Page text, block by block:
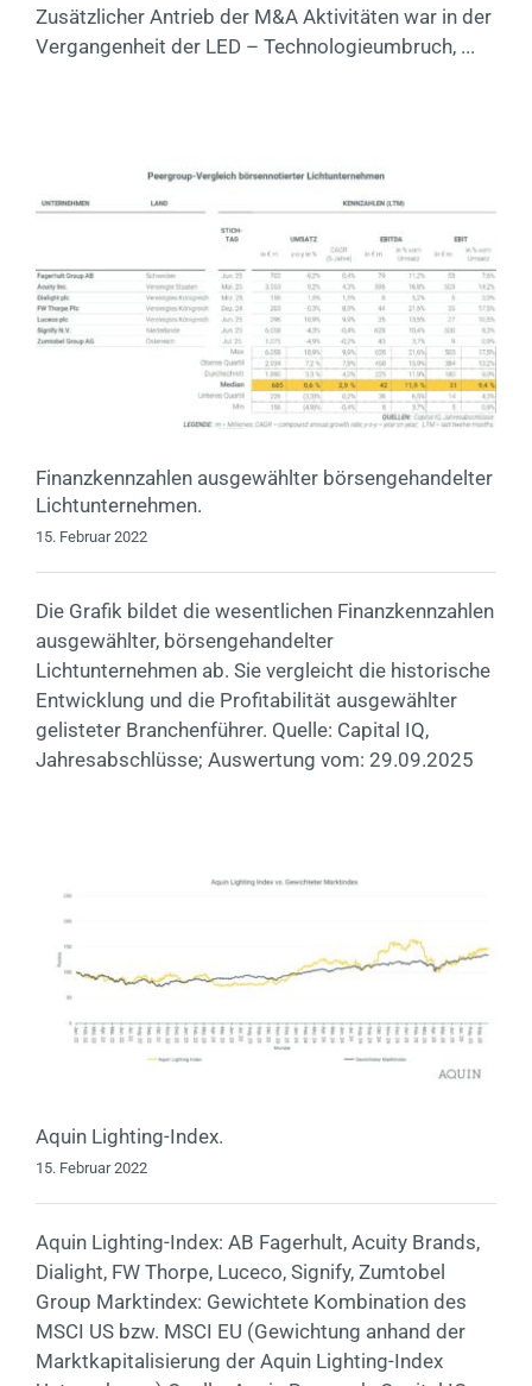
Zusätzlicher Antrieb der M&A Aktivitäten war in der
Vergangenheit der LED – Technologieumbruch, ...
Finanzkennzahlen ausgewählter börsengehandelter
Lichtunternehmen.
15. Februar 2022
Die Grafik bildet die wesentlichen Finanzkennzahlen
ausgewählter, börsengehandelter
Lichtunternehmen ab. Sie vergleicht die historische
Entwicklung und die Profitabilität ausgewählter
gelisteter Branchenführer. Quelle: Capital IQ,
Jahresabschlüsse; Auswertung vom: 29.09.2025
Aquin Lighting-Index.
15. Februar 2022
Aquin Lighting-Index: AB Fagerhult, Acuity Brands,
Dialight, FW Thorpe, Luceco, Signify, Zumtobel
Group Marktindex: Gewichtete Kombination des
MSCI US bzw. MSCI EU (Gewichtung anhand der
Marktkapitalisierung der Aquin Lighting-Index